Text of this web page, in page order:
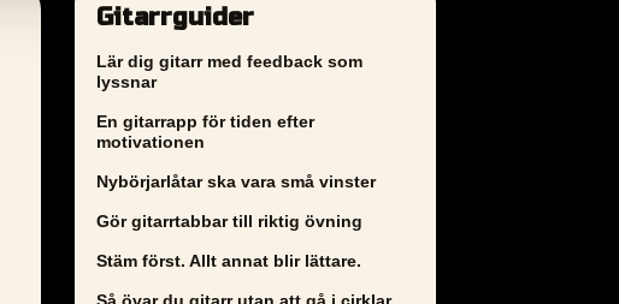
Gitarrguider
Lär dig gitarr med feedback som
lyssnar
En gitarrapp för tiden efter
motivationen
Nybörjarlåtar ska vara små vinster
Gör gitarrtabbar till riktig övning
Stäm först. Allt annat blir lättare.
Så övar du gitarr utan att gå i cirklar